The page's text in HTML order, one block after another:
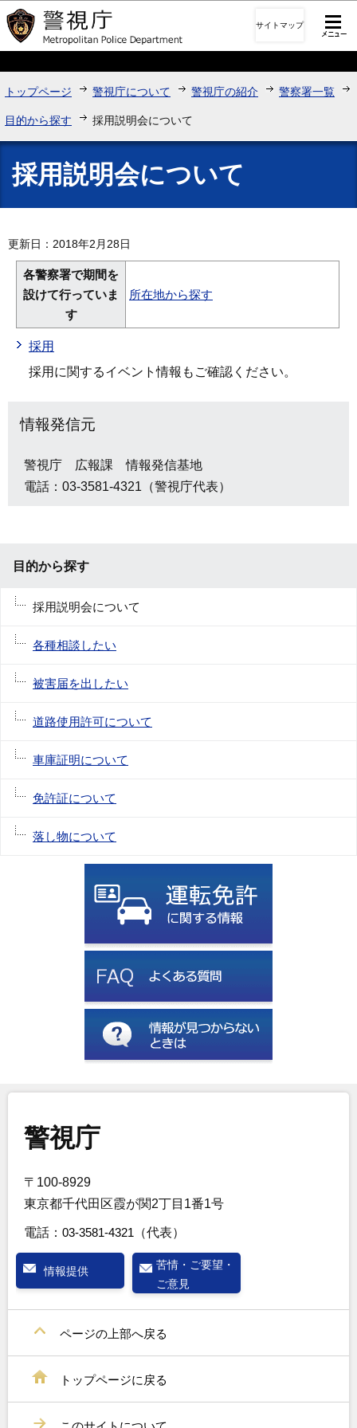
このページの本文へ移動
サイトマップ
トップページ 警視庁について 警視庁の紹介 警察署一覧
目的から探す 採用説明会について
採用説明会について
更新日：2018年2月28日
各警察署で期間を
設けて行っていま
す
所在地から探す
採用
採用に関するイベント情報もご確認ください。
情報発信元
警視庁 広報課 情報発信基地
電話：03-3581-4321（警視庁代表）
目的から探す
採用説明会について
各種相談したい
被害届を出したい
道路使用許可について
車庫証明について
免許証について
落し物について
警視庁
〒100-8929
東京都千代田区霞が関2丁目1番1号
電話： 03-3581-4321 （代表）
情報提供
苦情・ご要望・
ご意見
ページの上部へ戻る
トップページに戻る